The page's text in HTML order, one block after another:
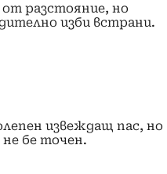
разстояние, но
изби встрани.
извеждащ пас, но
бе точен.